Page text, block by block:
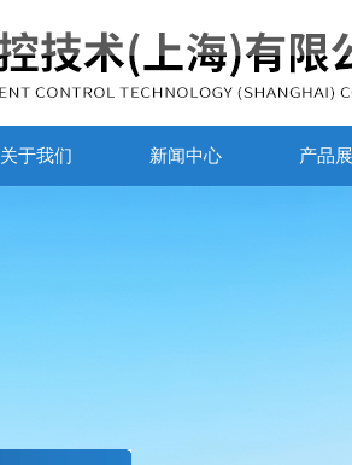
关于我们 新闻中心 产品